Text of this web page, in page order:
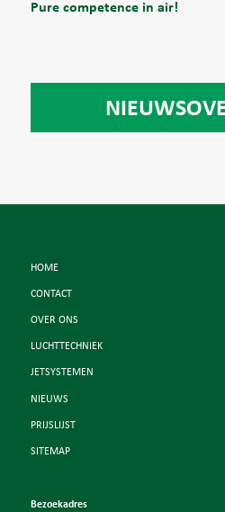
Pure competence in air!
HOME
CONTACT
OVER ONS
LUCHTTECHNIEK
JETSYSTEMEN
NIEUWS
PRIJSLIJST
SITEMAP
Bezoekadres